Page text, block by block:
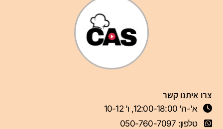
צרו איתנו קשר
א'-ה' 12:00-18:00, ו' 10-12
טלפון: 050-760-7097